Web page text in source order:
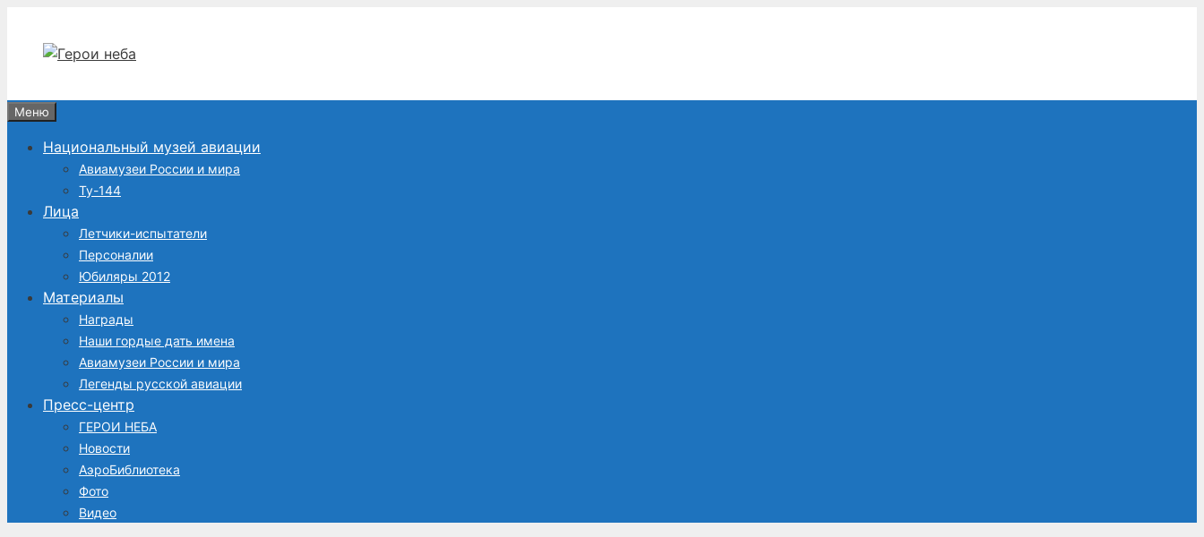
содержимому
Меню
Национальный музей авиации
Авиамузеи России и мира
Ту-144
Лица
Летчики-испытатели
Персоналии
Юбиляры 2012
Материалы
Награды
Наши гордые дать имена
Авиамузеи России и мира
Легенды русской авиации
Пресс-центр
ГЕРОИ НЕБА
Новости
АэроБиблиотека
Фото
Видео